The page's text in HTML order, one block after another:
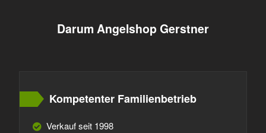
Darum Angelshop Gerstner
Kompetenter Familienbetrieb
Verkauf seit 1998